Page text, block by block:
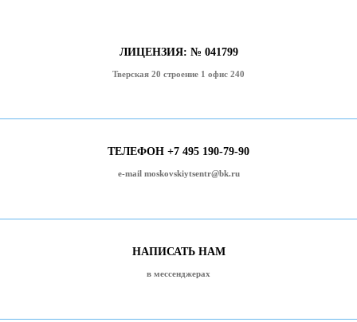
ЛИЦЕНЗИЯ: № 041799
Тверская 20 строение 1 офис 240
ТЕЛЕФОН +7 495 190-79-90
e-mail moskovskiytsentr@bk.ru
НАПИСАТЬ НАМ
в мессенджерах